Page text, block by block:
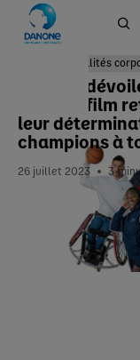
Accueil
Newsroom
26 juillet 2023 3
Danone
dans un film
leur
champions à
Actualités